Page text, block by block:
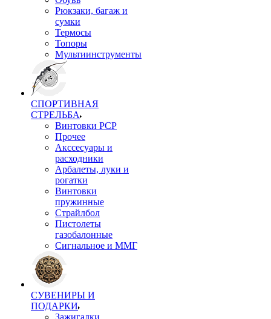
Рюкзаки, багаж и
сумки
Термосы
Топоры
Мультиинструменты
СПОРТИВНАЯ
СТРЕЛЬБА
Винтовки PCP
Прочее
Акссесуары и
расходники
Арбалеты, луки и
рогатки
Винтовки
пружинные
Страйлбол
Пистолеты
газобалонные
Сигнальное и ММГ
СУВЕНИРЫ И
ПОДАРКИ
Зажигалки